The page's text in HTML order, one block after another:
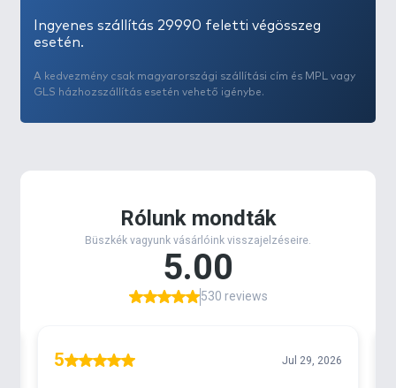
Ingyenes szállítás 29990 feletti végösszeg
esetén.
A kedvezmény csak magyarországi szállítási cím és MPL vagy
GLS házhozszállítás esetén vehető igénybe.